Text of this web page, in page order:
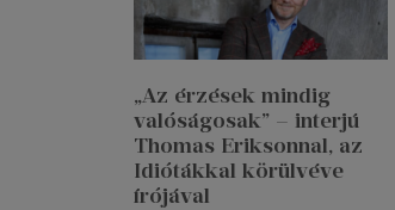
„Az érzések mindig
valóságosak” – interjú
Thomas Eriksonnal, az
Idiótákkal körülvéve
írójával